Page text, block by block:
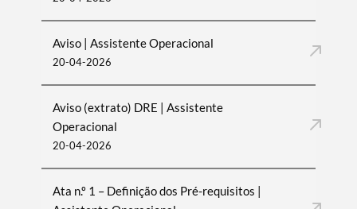
Termo de Pesquisa
Aviso | Assistente Operacional
20-04-2026
Aviso (extrato) DRE | Assistente
Operacional
20-04-2026
Ata n.º 1 – Definição dos Pré-requisitos |